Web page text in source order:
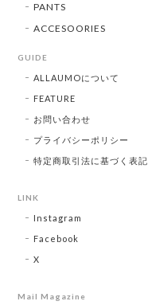
PANTS
ACCESOORIES
GUIDE
ALLAUMOについて
FEATURE
お問い合わせ
プライバシーポリシー
特定商取引法に基づく表記
LINK
Instagram
Facebook
X
Mail Magazine